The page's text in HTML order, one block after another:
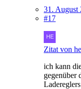
31. August
#17
Zitat von
ich kann
gegenüber